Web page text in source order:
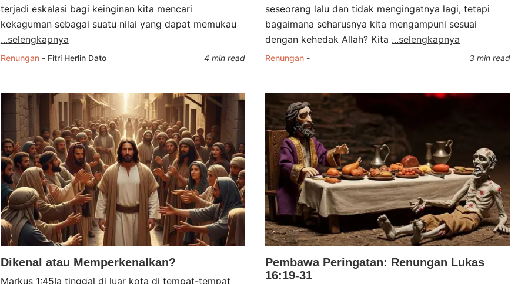
terjadi eskalasi bagi keinginan kita mencari
kekaguman sebagai suatu nilai yang dapat memukau
...selengkapnya
Renungan - Fitri Herlin Dato 4 min read
seseorang lalu dan tidak mengingatnya lagi, tetapi
bagaimana seharusnya kita mengampuni sesuai
dengan kehedak Allah? Kita ...selengkapnya
Renungan - 3 min read
Dikenal atau Memperkenalkan?
Markus 1:45Ia tinggal di luar kota di tempat-tempat
Pembawa Peringatan: Renungan Lukas
16:19-31